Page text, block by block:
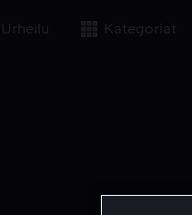
Urheilu Kategoriat